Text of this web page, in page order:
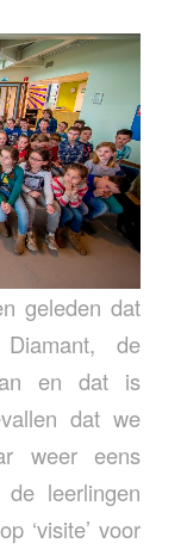
geleden dat
de
en dat is
dat we
weer eens
leerlingen
‘visite’ voor